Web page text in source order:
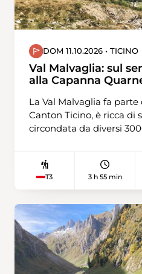
DOM 11.10.2026 • TICINO
Val Malvaglia: sul
alla Capanna
La Val Malvaglia fa
Canton Ticino, è ricca di
circondata da diversi
distrutto da una
ammirare un
e cascate, anfiteatri
frastagliate. Su un
arriviamo allo Sprüch
luogo di testimonianza
semplice dei nostri avi.
T3 3 h 55 min